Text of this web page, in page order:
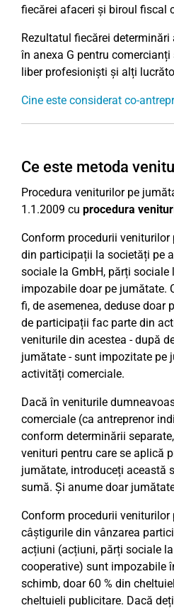
fiecărei afaceri și biroul fiscal
Rezultatul fiecărei
în anexa G pentru
liber profesioniști și alți
Cine este considerat co-
Ce este metoda
Procedura veniturilor pe
1.1.2009 cu procedura
Conform procedurii
din participații la societăți pe
sociale la GmbH, părți
impozabile doar pe jumătate.
fi, de asemenea, deduse doar
de participații fac parte din
veniturile din acestea - după
jumătate - sunt impozitate pe
activități comerciale.
Dacă în veniturile
comerciale (ca antreprenor
conform determinării
venituri pentru care se aplică
jumătate, introduceți această
sumă. Și anume doar
Conform procedurii veniturilor
câștigurile din vânzarea
acțiuni (acțiuni, părți sociale
cooperative) sunt impozabile
schimb, doar 60 % din
cheltuieli publicitare. Dacă